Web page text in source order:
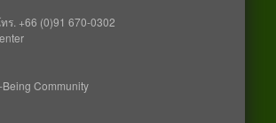
. +66 (0)91 670-0302
Community